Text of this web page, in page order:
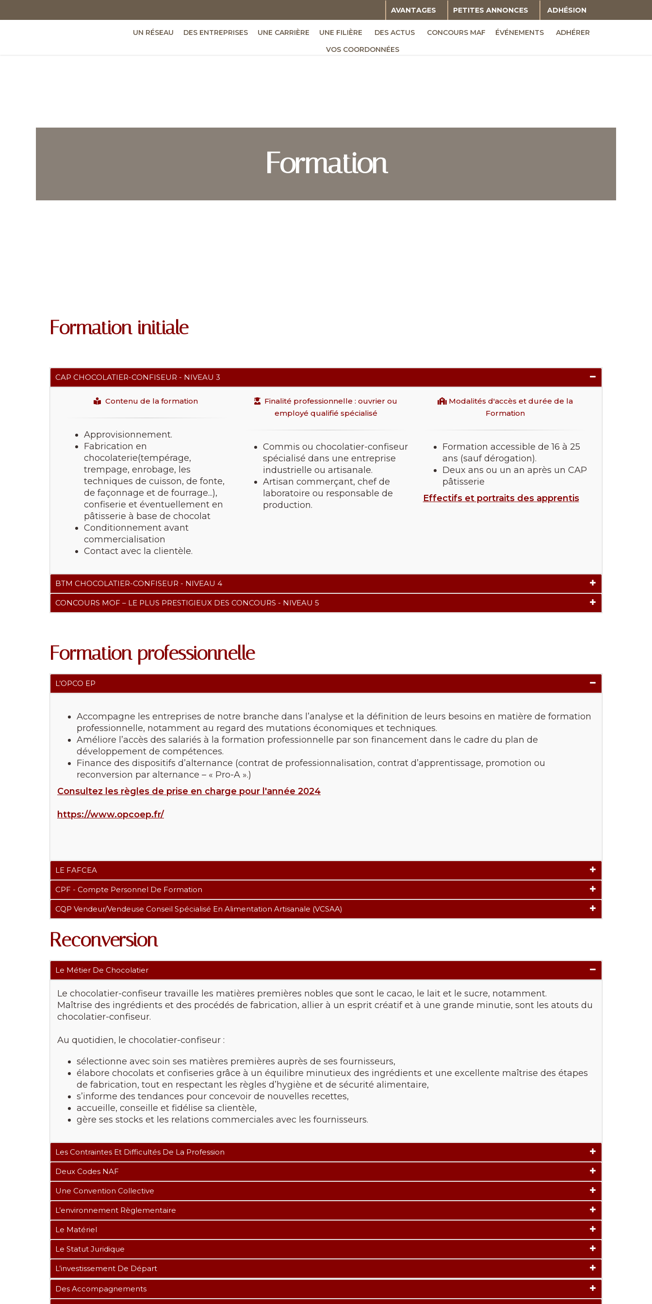
AVANTAGES PETITES ANNONCES ADHÉSION
UN RÉSEAU DES ENTREPRISES UNE CARRIÈRE UNE FILIÈRE DES ACTUS CONCOURS MAF ÉVÉNEMENTS
ADHÉRER
VOS COORDONNÉES
Formation
Formation initiale
CAP CHOCOLATIER-CONFISEUR - NIVEAU 3
Contenu de la formation
Approvisionnement.
Fabrication en
chocolaterie(tempérage,
trempage, enrobage, les
techniques de cuisson, de fonte,
de façonnage et de fourrage...),
confiserie et éventuellement en
pâtisserie à base de chocolat
Conditionnement avant
commercialisation
Contact avec la clientèle.
Finalité professionnelle : ouvrier ou
employé qualifié spécialisé
Commis ou chocolatier-confiseur
spécialisé dans une entreprise
industrielle ou artisanale.
Artisan commerçant, chef de
laboratoire ou responsable de
production.
Modalités d'accès et durée de la
Formation
Formation accessible de 16 à 25
ans (sauf dérogation).
Deux ans ou un an après un CAP
pâtisserie
Effectifs et portraits des apprentis
BTM CHOCOLATIER-CONFISEUR - NIVEAU 4
CONCOURS MOF – LE PLUS PRESTIGIEUX DES CONCOURS - NIVEAU 5
Formation professionnelle
L’OPCO EP
Accompagne les entreprises de notre branche dans l’analyse et la définition de leurs besoins en matière de formation
professionnelle, notamment au regard des mutations économiques et techniques.
Améliore l’accès des salariés à la formation professionnelle par son financement dans le cadre du plan de
développement de compétences.
Finance des dispositifs d’alternance (contrat de professionnalisation, contrat d’apprentissage, promotion ou
reconversion par alternance – « Pro-A ».)
Consultez les règles de prise en charge pour l'année 2024
https://www.opcoep.fr/
LE FAFCEA
CPF - Compte Personnel De Formation
CQP Vendeur/vendeuse Conseil Spécialisé En Alimentation Artisanale (VCSAA)
Reconversion
Le Métier De Chocolatier
Le chocolatier-confiseur travaille les matières premières nobles que sont le cacao, le lait et le sucre, notamment.
Maîtrise des ingrédients et des procédés de fabrication, allier à un esprit créatif et à une grande minutie, sont les atouts du
chocolatier-confiseur.
Au quotidien, le chocolatier-confiseur :
sélectionne avec soin ses matières premières auprès de ses fournisseurs,
élabore chocolats et confiseries grâce à un équilibre minutieux des ingrédients et une excellente maîtrise des étapes
de fabrication, tout en respectant les règles d’hygiène et de sécurité alimentaire,
s’informe des tendances pour concevoir de nouvelles recettes,
accueille, conseille et fidélise sa clientèle,
gère ses stocks et les relations commerciales avec les fournisseurs.
Les Contraintes Et Difficultés De La Profession
Deux Codes NAF
Une Convention Collective
L’environnement Règlementaire
Le Matériel
Le Statut Juridique
L’investissement De Départ
Des Accompagnements